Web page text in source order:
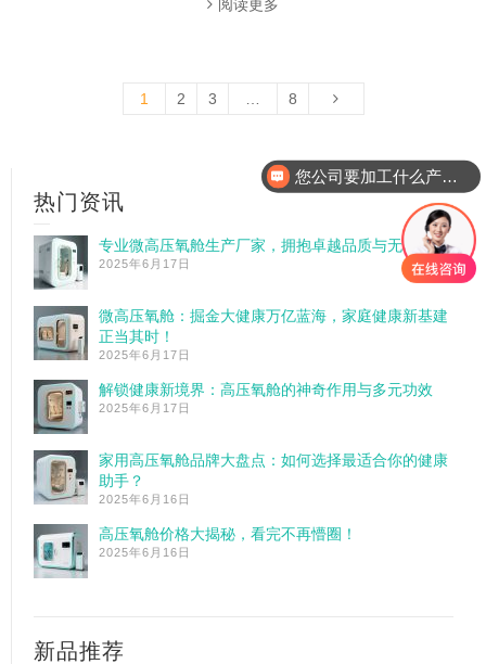
阅读更多
1 2 3 8
热门资讯
专业微高压氧舱生产厂家，拥抱卓越品质与无忧服务!
2025年6月17日
微高压氧舱：掘金大健康万亿蓝海，家庭健康新基建
正当其时！
2025年6月17日
解锁健康新境界：高压氧舱的神奇作用与多元功效
2025年6月17日
家用高压氧舱品牌大盘点：如何选择最适合你的健康
助手？
2025年6月16日
高压氧舱价格大揭秘，看完不再懵圈！
2025年6月16日
新品推荐
您公司在哪里的？